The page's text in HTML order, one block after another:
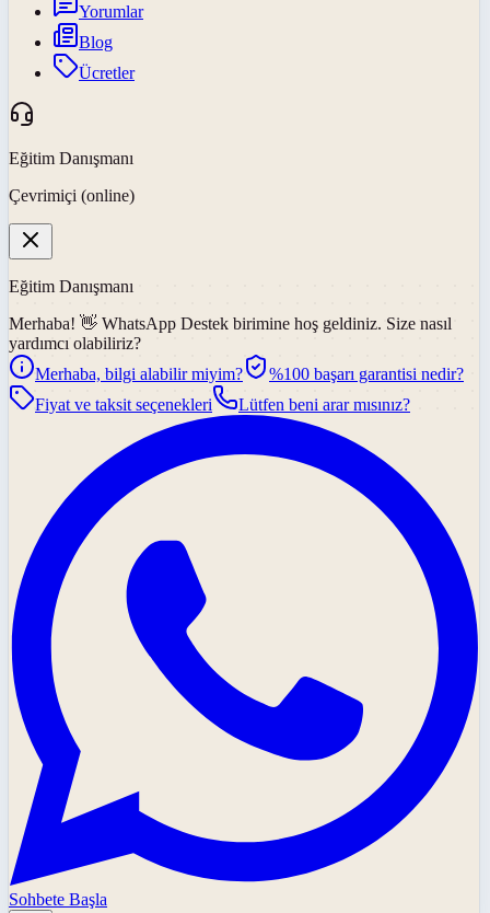
Yorumlar
Blog
Ücretler
Eğitim Danışmanı
Çevrimiçi (online)
Eğitim Danışmanı
Merhaba! 👋 WhatsApp Destek birimine hoş geldiniz. Size nasıl
yardımcı olabiliriz?
Merhaba, bilgi alabilir miyim?
%100 başarı garantisi nedir?
Fiyat ve taksit seçenekleri
Lütfen beni arar mısınız?
Sohbete Başla